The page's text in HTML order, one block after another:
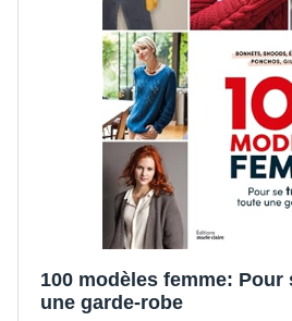
100 modèles femme:
une garde-robe